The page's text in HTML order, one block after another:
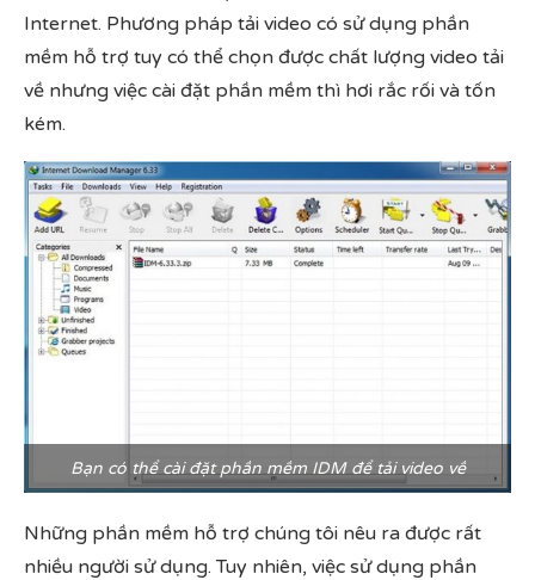
Internet. Phương pháp tải video có sử dụng phần
mềm hỗ trợ tuy có thể chọn được chất lượng video tải
về nhưng việc cài đặt phần mềm thì hơi rắc rối và tốn
kém.
Bạn có thể cài đặt phần mềm IDM để tải video về
Những phần mềm hỗ trợ chúng tôi nêu ra được rất
nhiều người sử dụng. Tuy nhiên, việc sử dụng phần